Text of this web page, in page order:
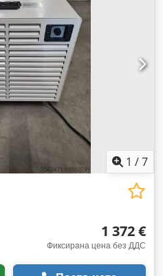
1 /7
1 372 €
Фиксирана цена без ДДС